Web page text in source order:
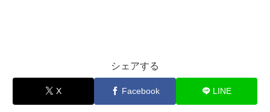
シェアする
X Facebook LINE